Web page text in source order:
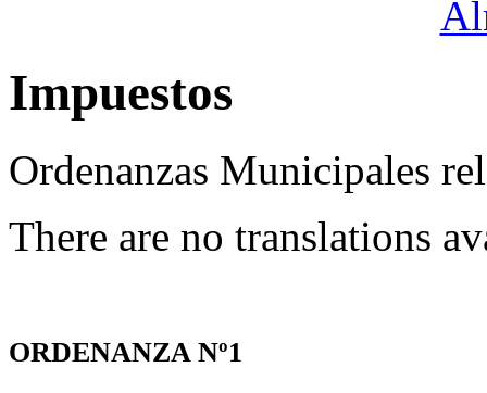
Impuestos
Ordenanzas Municipales
There are no translations
ORDENANZA Nº1